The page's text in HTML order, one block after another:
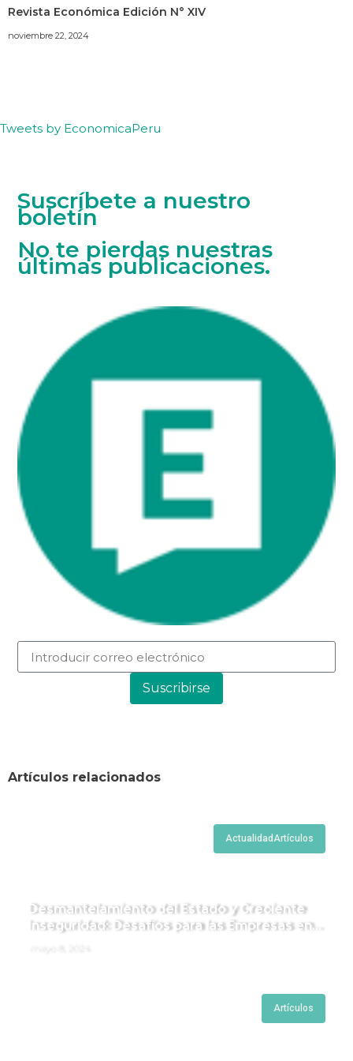
Revista Económica Edición N° XIV
noviembre 22, 2024
Tweets by EconomicaPeru
Suscríbete a nuestro
boletín
No te pierdas nuestras
últimas publicaciones.
Suscribirse
Artículos relacionados
ActualidadArtículos
Desmantelamiento del Estado y Creciente
Inseguridad: Desafíos para las Empresas en
Artículos